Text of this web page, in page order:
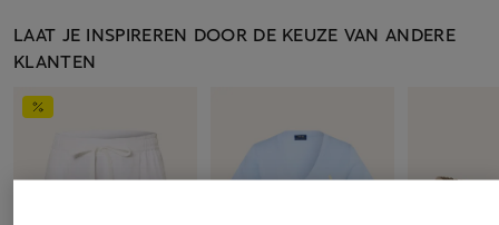
LAAT JE INSPIREREN DOOR DE KEUZE VAN ANDERE
KLANTEN